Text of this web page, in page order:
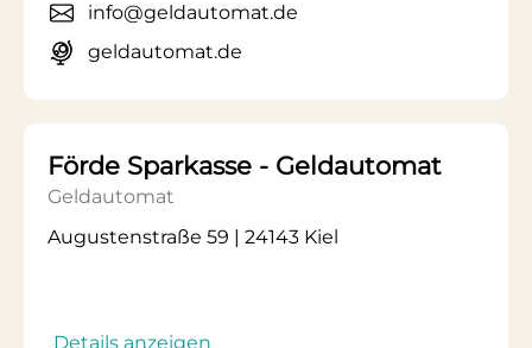
info@geldautomat.de
geldautomat.de
Förde Sparkasse - Geldautomat
Geldautomat
Augustenstraße 59 | 24143 Kiel
Details anzeigen